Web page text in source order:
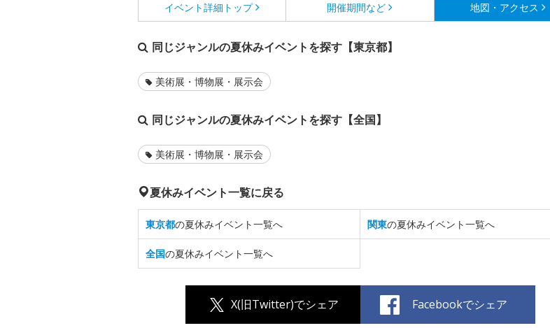
イベント詳細 トップ 開催期間など 地図・アクセス
同じジャンルの夏休みイベントを探す【東京都】
美術展・博物展・展示会
同じジャンルの夏休みイベントを探す【全国】
美術展・博物展・展示会
夏休みイベント一覧に戻る
東京都の夏休みイベント一覧へ 関東の夏休みイベント一覧へ
全国の夏休みイベント一覧へ
X(旧Twitter)でシェア Facebookでシェア